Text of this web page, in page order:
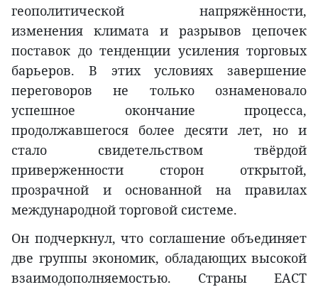
геополитической напряжённости,
изменения климата и разрывов цепочек
поставок до тенденции усиления торговых
барьеров. В этих условиях завершение
переговоров не только ознаменовало
успешное окончание процесса,
продолжавшегося более десяти лет, но и
стало свидетельством твёрдой
приверженности сторон открытой,
прозрачной и основанной на правилах
международной торговой системе.
Он подчеркнул, что соглашение объединяет
две группы экономик, обладающих высокой
взаимодополняемостью. Страны ЕАСТ